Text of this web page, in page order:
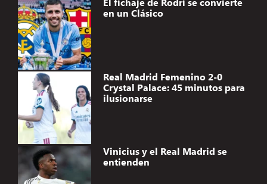
en un Clásico
Real Madrid Femenino 2-0
Crystal Palace: 45 minutos para
ilusionarse
Vinicius y el Real Madrid se
entienden